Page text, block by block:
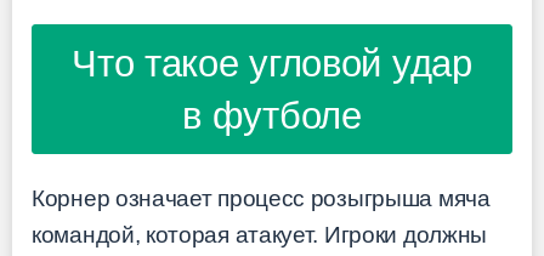
Что такое угловой удар
в футболе
Корнер означает процесс розыгрыша мяча
командой, которая атакует. Игроки должны